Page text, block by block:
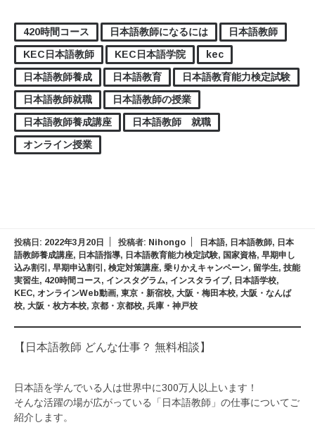
420時間コース 日本語教師になるには
日本語教師
KEC日本語教師
KEC日本語学院
kec
日本語教師養成
日本語教育
日本語教育能力検定試験
日本語教師就職
日本語教師の授業
日本語教師養成講座
日本語教師 就職
オンライン授業
投稿日: 2022年3月20日 投稿者: Nihongo 日本語, 日本語教師, 日本
語教師養成講座, 日本語指導, 日本語教育能力検定試験, 国家資格, 早期申し
込み割引 , 早期申込割引 , 検定対策講座, 乗りかえキャンペーン, 留学生, 技能
実習生, 420時間コース, インスタグラム, インスタライブ, 日本語学校,
KEC, オンラインWeb動画, 東京・新宿校, 大阪・梅田本校, 大阪・なんば
校, 大阪・枚方本校, 京都・京都校, 兵庫・神戸校
【日本語教師 どんな仕事？ 無料相談】
日本語を学んでいる人は世界中に300万人以上います！
そんな活躍の場が広がっている「日本語教師」の仕事についてご
紹介します。